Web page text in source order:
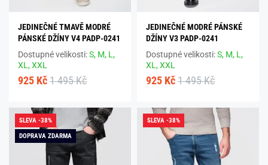
JEDINEČNÉ TMAVĚ MODRÉ
PÁNSKÉ DŽÍNY V4 PADP-0241
Dostupné velikosti:S, M, L,
XL,XXL
925 Kč 1 495 Kč
JEDINEČNÉ MODRÉ PÁNSKÉ
DŽÍNY V3 PADP-0241
Dostupné velikosti:S, M, L,
XL,XXL
925 Kč 1 495 Kč
SLEVA -38%
DOPRAVA ZDARMA
SLEVA -38%